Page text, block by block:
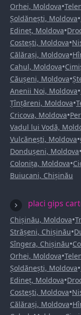
Orhei, Moldova•
Șoldănești, Moldova•
Edineț, Moldova•
Costești, Moldova•
Călărași, Moldova•
Cahul, Moldova•
Căușeni, Moldova•
Anenii Noi, Moldova•
Țînțăreni, Moldova•
Cricova, Moldova•
Vadul lui Vodă,
Vulcănești, Moldova•
Dondușeni, Moldova•
Colonița, Moldova•
Buiucani, Chișinău
placi gips
Chișinău, Moldova•
Strășeni, Chișinău•
Sîngera, Chișinău•
Orhei, Moldova•
Șoldănești, Moldova•
Edineț, Moldova•
Costești, Moldova•
Călărași, Moldova•